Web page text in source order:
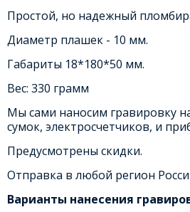
Простой, но надежный
Диаметр плашек - 10 мм.
Габариты 18*180*50 мм.
Вес: 330 грамм
Мы сами наносим гравировку
сумок, электросчетчиков, и
Предусмотрены скидки.
Отправка в любой регион
Варианты нанесения